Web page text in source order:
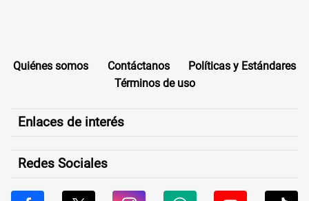
Quiénes somos Contáctanos
Políticas y Estándares
Términos de uso
Enlaces de interés
Redes Sociales